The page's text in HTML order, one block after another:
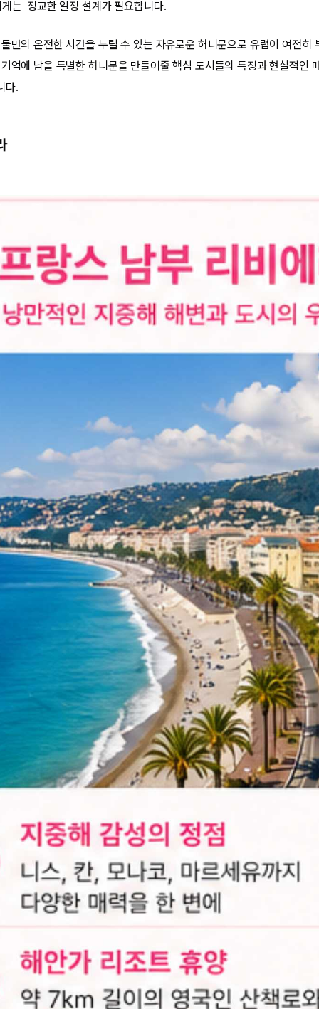
는 정교한 일정 설계가 필요합니다.
만의 온전한 시간을 누릴 수 있는 자유로운 허니문으로 유럽이 여전히
억에 남을 특별한 허니문을 만들어줄 핵심 도시들의 특징과 현실적인
다.